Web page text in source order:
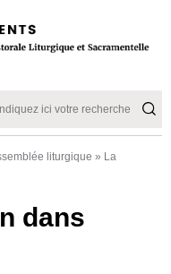
liturgique » La
dans